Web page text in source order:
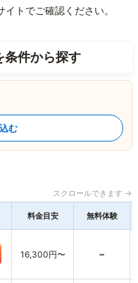
トでご確認ください。
条件から探す
む
スクロールできます →
料金目安 無料体験
16,300円〜 -